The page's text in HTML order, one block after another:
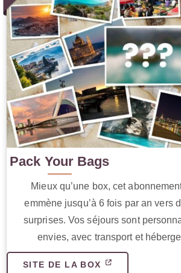
Pack Your Bags
Mieux qu’une box, cet
emmène jusqu’à 6 fois par an vers
surprises. Vos séjours sont
envies, avec transport et
SITE DE LA BOX